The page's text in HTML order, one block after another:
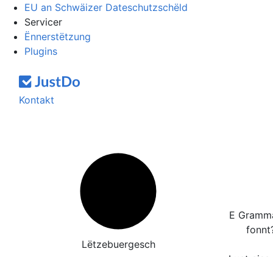
EU an Schwäizer Dateschutzschëld
Servicer
Ënnerstëtzung
Plugins
Kontakt
Lëtzebuergesch
E